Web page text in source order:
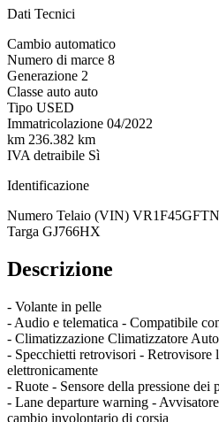
Dati Tecnici
Cambio automatico
Numero di marce 8
Generazione 2
Classe auto auto
Tipo USED
Immatricolazione 04/2022
km 236.382 km
IVA detraibile Sì
Identificazione
Numero Telaio (VIN)
Targa GJ766HX
Descrizione
- Volante in pelle
- Audio e telematica - Compatibile
- Climatizzazione Climatizzatore
- Specchietti retrovisori - Retrovisore
elettronicamente
- Ruote - Sensore della pressione dei
- Lane departure warning -
cambio involontario di corsia